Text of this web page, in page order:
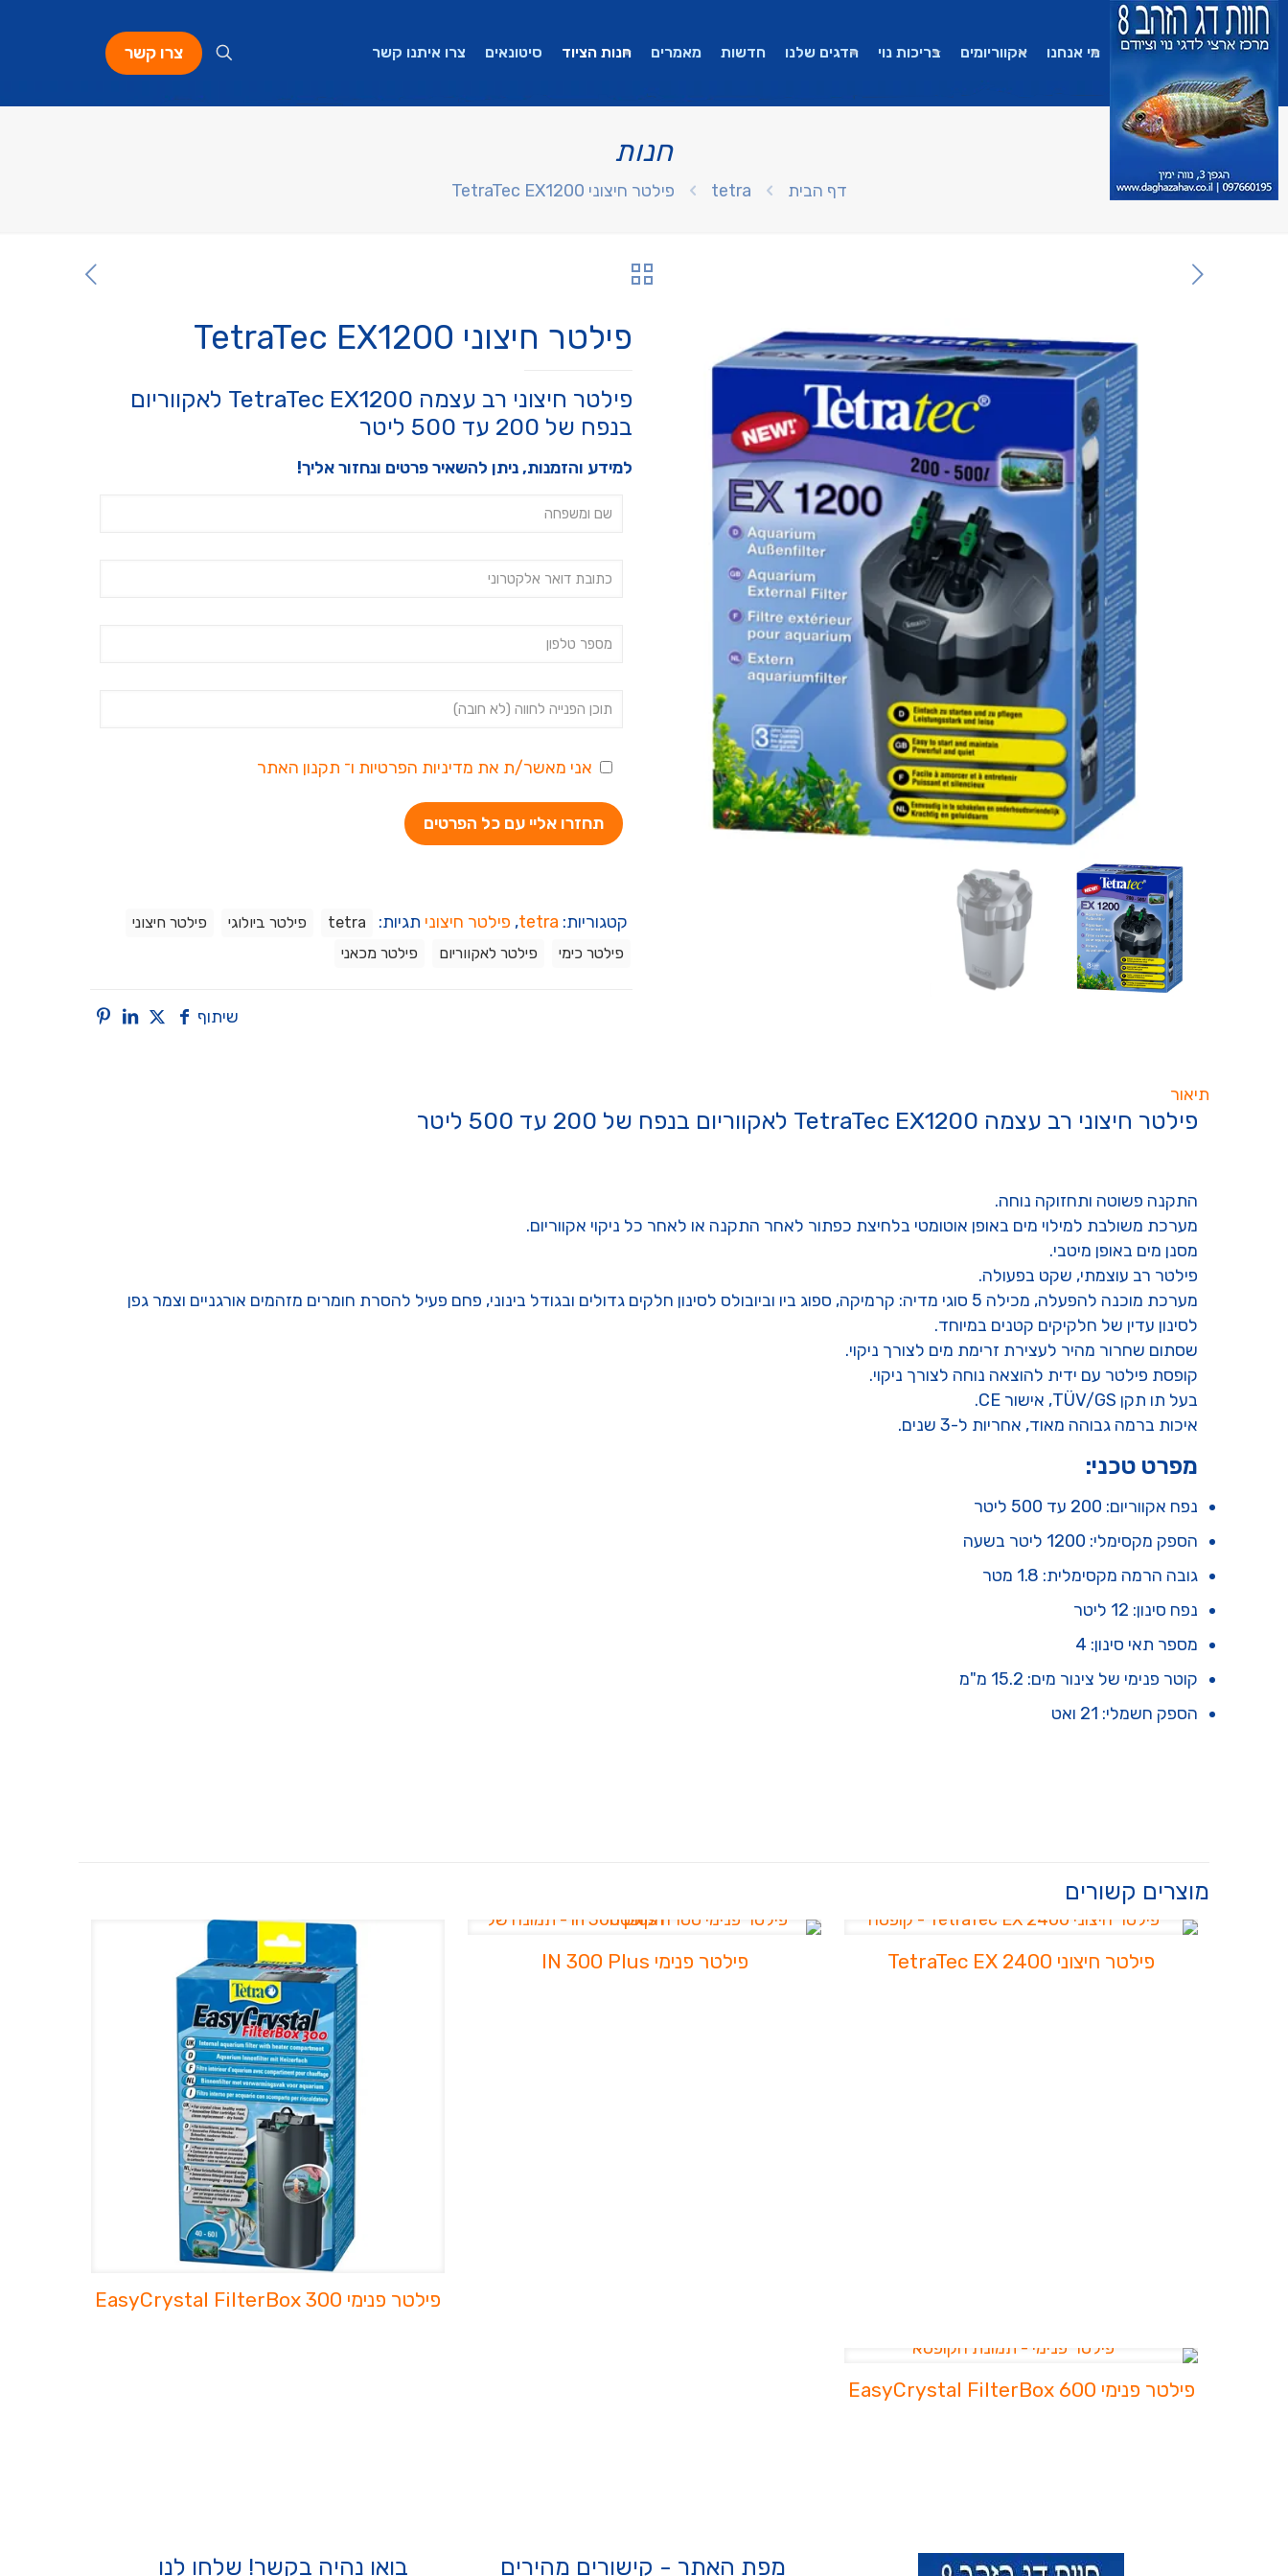
מי אנחנו אקווריומים בריכות נוי הדגים שלנו חדשות מאמרים חנות הציוד סיטונאים צרו איתנו קשר צרו קשר
חנות
דף הבית tetra פילטר חיצוני TetraTec EX1200
פילטר חיצוני TetraTec EX1200
פילטר חיצוני רב עצמה TetraTec EX1200 לאקווריום
בנפח של 200 עד 500 ליטר
למידע והזמנות, ניתן להשאיר פרטים ונחזור אליך!
אני מאשר/ת את מדיניות הפרטיות ו־ תקנון האתר
קטגוריות: tetra
, פילטר חיצוני תגיות: tetra פילטר ביולוגי
פילטר חיצוני
פילטר כימי
פילטר לאקווריום פילטר מכאני
שיתוף
תיאור
פילטר חיצוני רב עצמה TetraTec EX1200 לאקווריום בנפח של 200 עד 500 ליטר
התקנה פשוטה ותחזוקה נוחה.
מערכת משולבת למילוי מים באופן אוטומטי בלחיצת כפתור לאחר התקנה או לאחר כל ניקוי אקווריום.
מסנן מים באופן מיטבי.
פילטר רב עוצמתי, שקט בפעולה.
מערכת מוכנה להפעלה, מכילה 5 סוגי מדיה: קרמיקה, ספוג ביו וביובולס לסינון חלקים גדולים ובגודל בינוני, פחם פעיל להסרת חומרים מזהמים אורגניים וצמר גפן
לסינון עדין של חלקיקים קטנים במיוחד.
שסתום שחרור מהיר לעצירת זרימת מים לצורך ניקוי.
קופסת פילטר עם ידית להוצאה נוחה לצורך ניקוי.
בעל תו תקן TÜV/GS, אישור CE.
איכות ברמה גבוהה מאוד, אחריות ל-3 שנים.
מפרט טכני:
נפח אקווריום: 200 עד 500 ליטר
הספק מקסימלי: 1200 ליטר בשעה
גובה הרמה מקסימלית: 1.8 מטר
נפח סינון: 12 ליטר
מספר תאי סינון: 4
קוטר פנימי של צינור מים: 15.2 מ"מ
הספק חשמלי: 21 ואט
מוצרים קשורים
פילטר חיצוני TetraTec EX 2400 פילטר פנימי IN 300 Plus
פילטר פנימי EasyCrystal FilterBox 300
פילטר פנימי EasyCrystal FilterBox 600
מפת האתר - קישורים מהירים
בואו נהיה בקשר! שלחו לנו